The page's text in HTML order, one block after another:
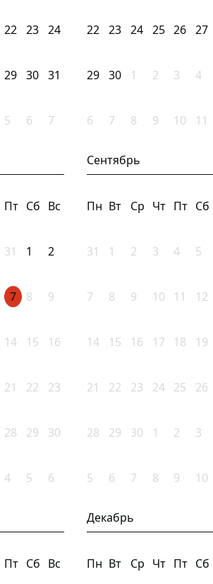
22 23 24
29 30 31
5 6 7
22 23 24 25 26 27
29 30 1 2 3 4
6 7 8 9 10 11
Пт Сб Вс
31 1 2
7 8 9
14 15 16
21 22 23
28 29 30
4 5 6
Сентябрь
Пн Вт Ср Чт Пт Сб
31 1 2 3 4 5
7 8 9 10 11 12
14 15 16 17 18 19
21 22 23 24 25 26
28 29 30 1 2 3
5 6 7 8 9 10
Пт Сб Вс
Декабрь
Пн Вт Ср Чт Пт Сб